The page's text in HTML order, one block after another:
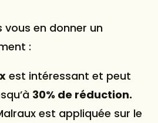
vous en donner un
:
est intéressant et peut
30% de réduction.
est appliquée sur le